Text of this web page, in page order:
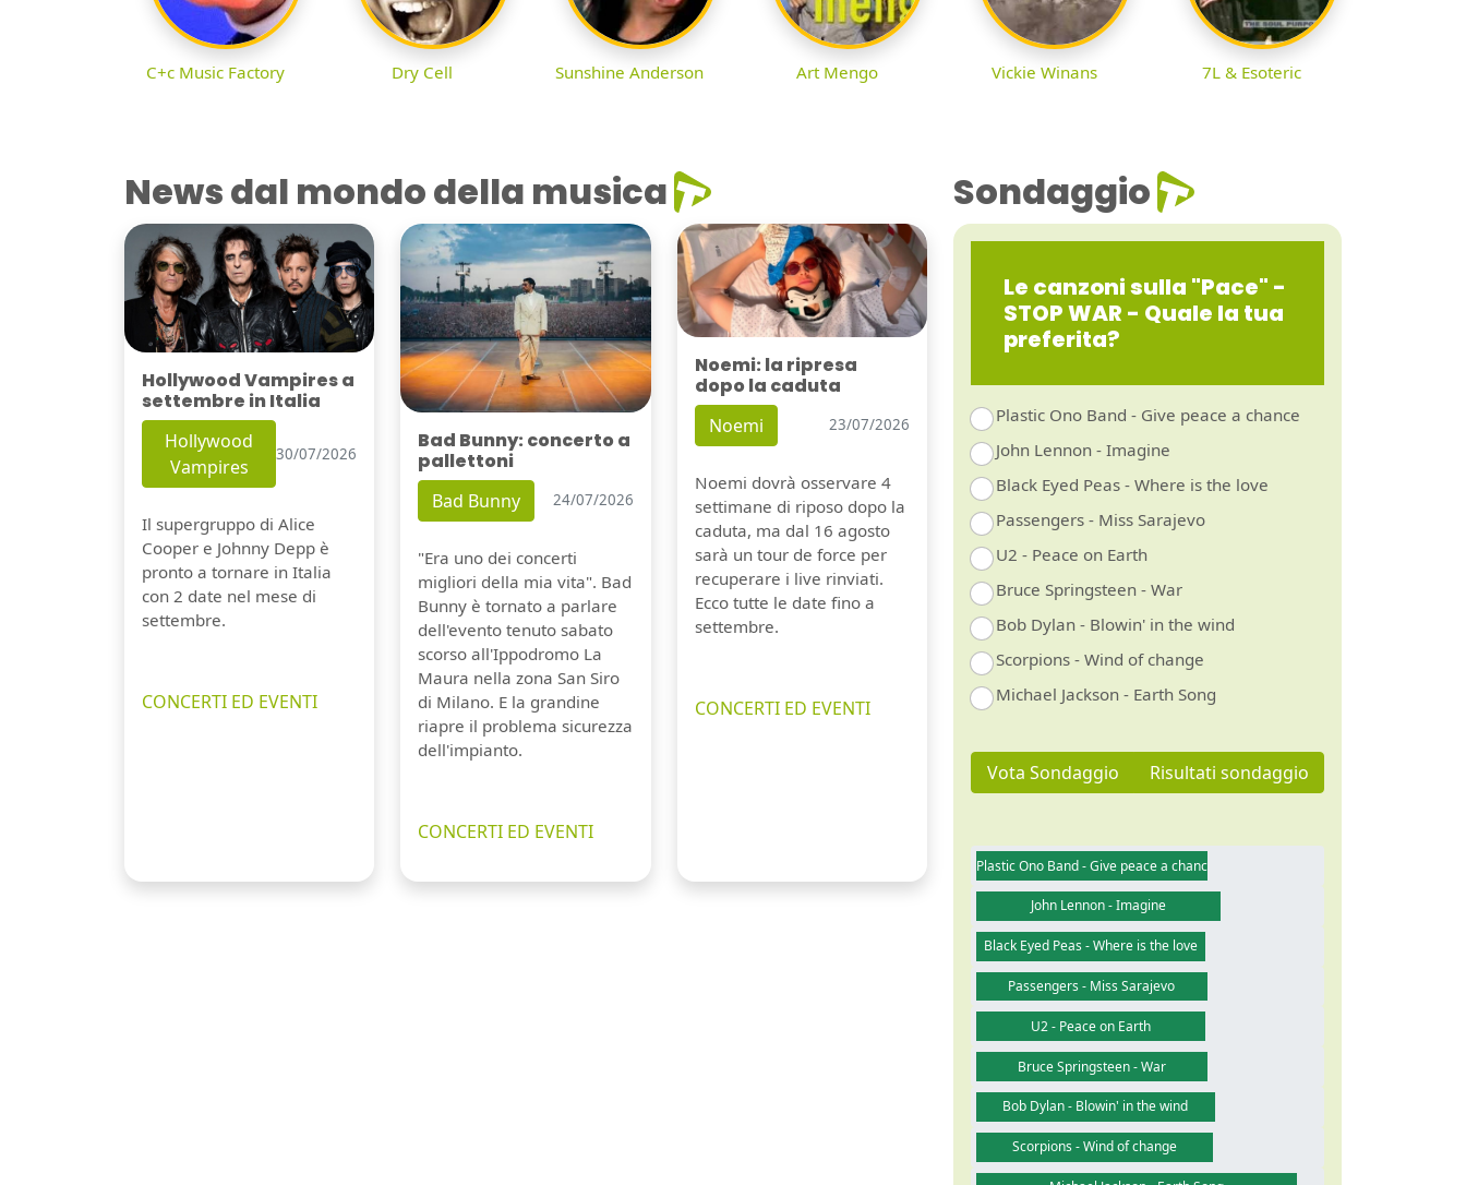
C+c Music Factory Dry Cell Sunshine Anderson Art Mengo Vickie Winans 7L & Esoteric
News dal mondo della musica
Hollywood Vampires a
settembre in Italia
Hollywood
Vampires
30/07/2026
Il supergruppo di Alice
Cooper e Johnny Depp è
pronto a tornare in Italia
con 2 date nel mese di
settembre.
CONCERTI ED EVENTI
Bad Bunny: concerto a
pallettoni
Bad Bunny 24/07/2026
"Era uno dei concerti
migliori della mia vita". Bad
Bunny è tornato a parlare
dell'evento tenuto sabato
scorso all'Ippodromo La
Maura nella zona San Siro
di Milano. E la grandine
riapre il problema sicurezza
dell'impianto.
CONCERTI ED EVENTI
Noemi: la ripresa
dopo la caduta
Noemi 23/07/2026
Noemi dovrà osservare 4
settimane di riposo dopo la
caduta, ma dal 16 agosto
sarà un tour de force per
recuperare i live rinviati.
Ecco tutte le date fino a
settembre.
CONCERTI ED EVENTI
Sondaggio
Le canzoni sulla "Pace" -
STOP WAR - Quale la tua
preferita?
Plastic Ono Band - Give peace a chance
John Lennon - Imagine
Black Eyed Peas - Where is the love
Passengers - Miss Sarajevo
U2 - Peace on Earth
Bruce Springsteen - War
Bob Dylan - Blowin' in the wind
Scorpions - Wind of change
Michael Jackson - Earth Song
Vota Sondaggio Risultati sondaggio
Plastic Ono Band - Give peace a chance
John Lennon - Imagine
Black Eyed Peas - Where is the love
Passengers - Miss Sarajevo
U2 - Peace on Earth
Bruce Springsteen - War
Bob Dylan - Blowin' in the wind
Scorpions - Wind of change